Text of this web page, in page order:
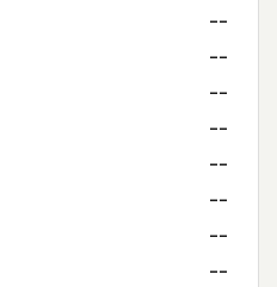
--
--
--
--
--
--
--
--